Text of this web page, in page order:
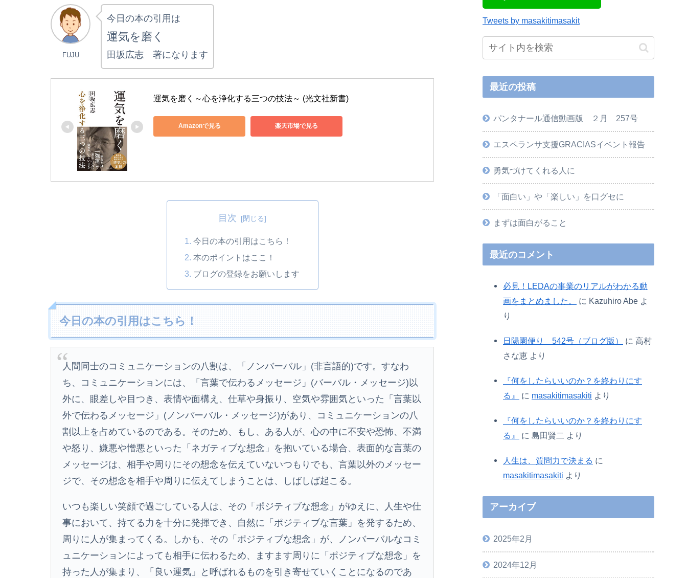
FUJU
今日の本の引用は
運気を磨く
田坂広志 著になります
運気を磨く～心を浄化する三つの技法～ (光文社新書)
Amazonで見る 楽天市場で見る
目次
今日の本の引用はこちら！
本のポイントはここ！
ブログの登録をお願いします
今日の本の引用はこちら！
人間同士のコミュニケーションの八割は、「ノンバーバル」(非言語的)です。すなわ
ち、コミュニケーションには、「言葉で伝わるメッセージ」(バーバル・メッセージ)以
外に、眼差しや目つき、表情や面構え、仕草や身振り、空気や雰囲気といった「言葉以
外で伝わるメッセージ」(ノンバーバル・メッセージ)があり、コミュニケーションの八
割以上を占めているのである。そのため、もし、ある人が、心の中に不安や恐怖、不満
や怒り、嫌悪や憎悪といった「ネガティブな想念」を抱いている場合、表面的な言葉の
メッセージは、相手や周りにその想念を伝えていないつもりでも、言葉以外のメッセー
ジで、その想念を相手や周りに伝えてしまうことは、しばしば起こる。
いつも楽しい笑顔で過ごしている人は、その「ポジティブな想念」がゆえに、人生や仕
事において、持てる力を十分に発揮でき、自然に「ポジティブな言葉」を発するため、
周りに人が集まってくる。しかも、その「ポジティブな想念」が、ノンバーバルなコミ
ュニケーションによっても相手に伝わるため、ますます周りに「ポジティブな想念」を
持った人が集まり、「良い運気」と呼ばれるものを引き寄せていくことになるのであ
Tweets by masakitimasakit
最近の投稿
パンタナール通信動画版 ２月 257号
エスペランサ支援GRACIASイベント報告
勇気づけてくれる人に
「面白い」や「楽しい」を口グセに
まずは面白がること
最近のコメント
必見！LEDAの事業のリアルがわかる動
画をまとめました。
に Kazuhiro Abe よ
り
日陽園便り 542号（ブログ版） に 高村
さな恵 より
『何をしたらいいのか？を終わりにす
る』
に masakitimasakiti より
『何をしたらいいのか？を終わりにす
る』
に 島田賢二 より
人生は、質問力で決まる に
masakitimasakiti より
アーカイブ
2025年2月
2024年12月